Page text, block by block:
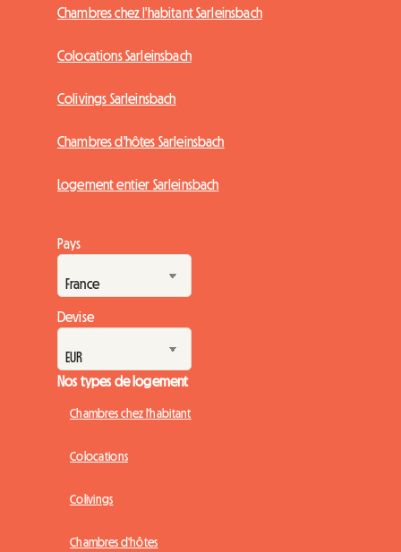
Chambres chez l'habitant Sarleinsbach
Colocations Sarleinsbach
Colivings Sarleinsbach
Chambres d'hôtes Sarleinsbach
Logement entier Sarleinsbach
Pays
Devise
Nos types de logement
Chambres chez l'habitant
Colocations
Colivings
Chambres d'hôtes